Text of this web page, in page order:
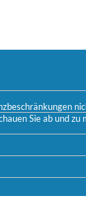
Sie ab und zu